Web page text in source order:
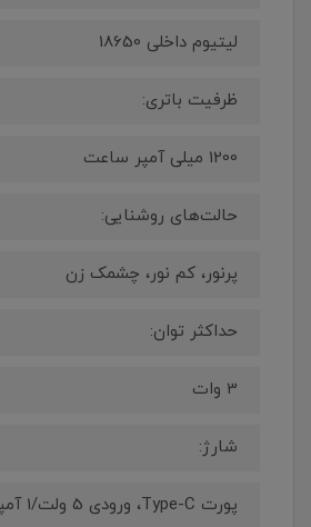
لیتیوم داخلی 18650
ظرفیت باتری:
1200 میلی آمپر ساعت
حالت‌های روشنایی:
پرنور، کم نور، چشمک زن
حداکثر توان:
3 وات
شارژ:
پورت Type-C، ورودی 5 ولت/1 آمپر